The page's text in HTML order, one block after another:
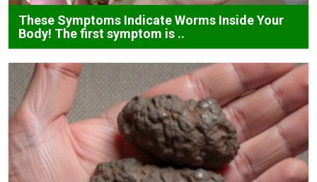
These Symptoms Indicate Worms Inside Your
Body! The first symptom is ..